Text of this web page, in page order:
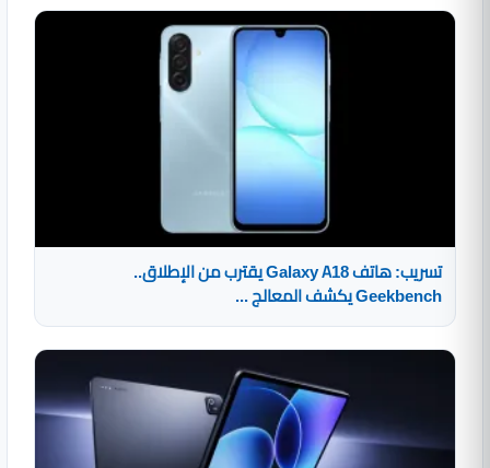
تسريب: هاتف Galaxy A18 يقترب من الإطلاق..
Geekbench يكشف المعالج ...